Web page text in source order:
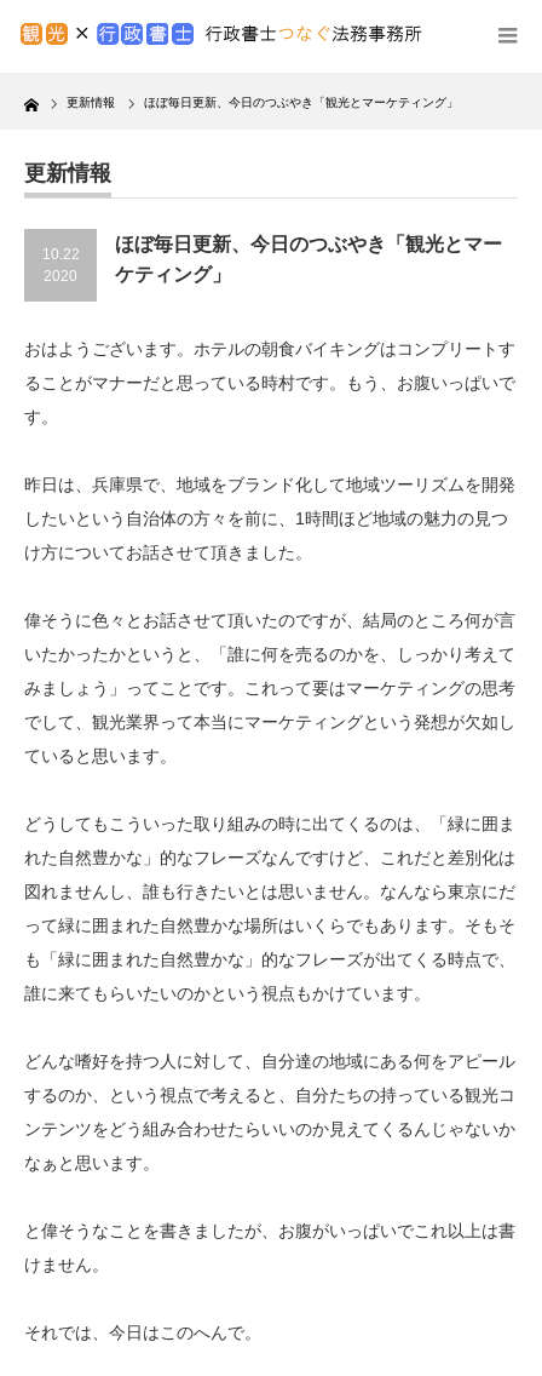
Home 更新情報 ほぼ毎日更新、今日のつぶやき「観光とマーケティング」
更新情報
10.22
2020
ほぼ毎日更新、今日のつぶやき「観光とマー
ケティング」
おはようございます。ホテルの朝食バイキングはコンプリートす
ることがマナーだと思っている時村です。もう、お腹いっぱいで
す。
昨日は、兵庫県で、地域をブランド化して地域ツーリズムを開発
したいという自治体の方々を前に、1時間ほど地域の魅力の見つ
け方についてお話させて頂きました。
偉そうに色々とお話させて頂いたのですが、結局のところ何が言
いたかったかというと、「誰に何を売るのかを、しっかり考えて
みましょう」ってことです。これって要はマーケティングの思考
でして、観光業界って本当にマーケティングという発想が欠如し
ていると思います。
どうしてもこういった取り組みの時に出てくるのは、「緑に囲ま
れた自然豊かな」的なフレーズなんですけど、これだと差別化は
図れませんし、誰も行きたいとは思いません。なんなら東京にだ
って緑に囲まれた自然豊かな場所はいくらでもあります。そもそ
も「緑に囲まれた自然豊かな」的なフレーズが出てくる時点で、
誰に来てもらいたいのかという視点もかけています。
どんな嗜好を持つ人に対して、自分達の地域にある何をアピール
するのか、という視点で考えると、自分たちの持っている観光コ
ンテンツをどう組み合わせたらいいのか見えてくるんじゃないか
なぁと思います。
と偉そうなことを書きましたが、お腹がいっぱいでこれ以上は書
けません。
それでは、今日はこのへんで。